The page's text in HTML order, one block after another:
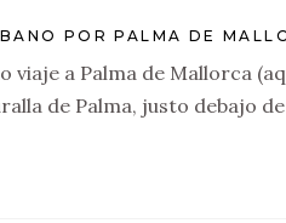
POR PALMA DE
viaje a Palma de Mallorca
de Palma, justo debajo